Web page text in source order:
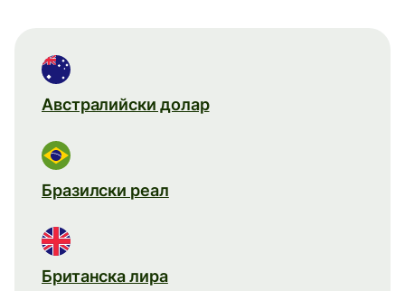
Австралийски долар
Бразилски реал
Британска лира